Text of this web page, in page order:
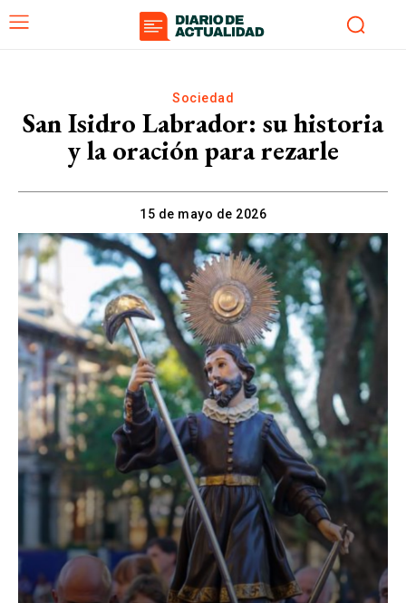
Sociedad
San Isidro Labrador: su historia
y la oración para rezarle
15 de mayo de 2026